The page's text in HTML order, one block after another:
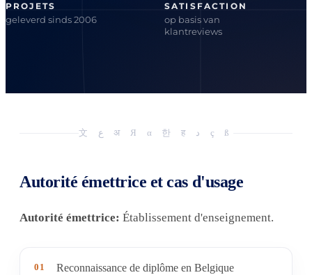
PROJETS
geleverd sinds 2006
SATISFACTION
op basis van
klantreviews
文 ع अ Я α 한 ह د ç ß
Autorité émettrice et cas d'usage
Autorité émettrice: Établissement d'enseignement.
01
Reconnaissance de diplôme en Belgique